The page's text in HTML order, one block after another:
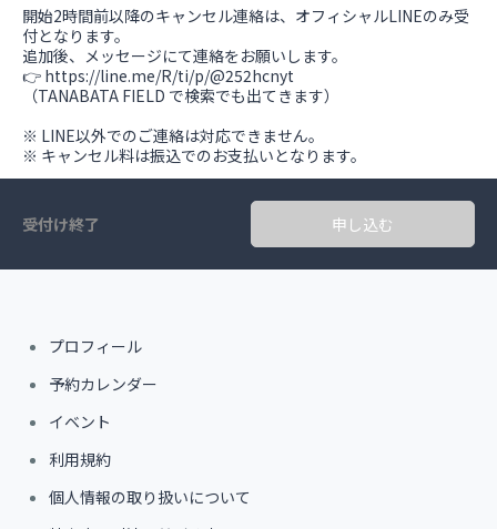
開始2時間前以降のキャンセル連絡は、オフィシャルLINEのみ受
付となります。
追加後、メッセージにて連絡をお願いします。
👉 https://line.me/R/ti/p/@252hcnyt
（TANABATA FIELD で検索でも出てきます）
※ LINE以外でのご連絡は対応できません。
※ キャンセル料は振込でのお支払いとなります。
受付け終了 申し込む
プロフィール
予約カレンダー
イベント
利用規約
個人情報の取り扱いについて